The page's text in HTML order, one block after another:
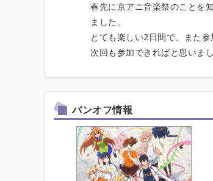
春先に京アニ音楽祭のことを
ました。
とても楽しい2日間で、また
次回も参加できればと思いま
バンオフ情報